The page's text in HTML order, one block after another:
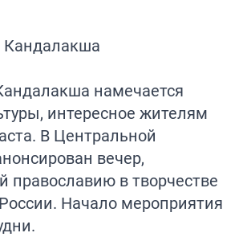
намечается
интересное жителям
В Центральной
вечер,
православию в творчестве
Начало мероприятия